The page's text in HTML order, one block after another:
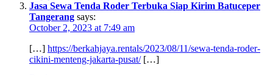
Jasa Sewa Tenda Roder Terbuka Siap Kirim Batuceper
Tangerang says:
October 2, 2023 at 7:49 am
[…] https://berkahjaya.rentals/2023/08/11/sewa-tenda-roder-
cikini-menteng-jakarta-pusat/[…]